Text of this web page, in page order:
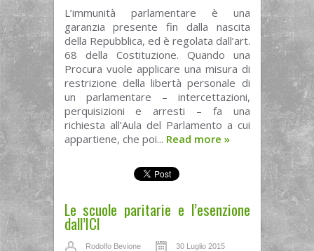
L’immunità parlamentare è una
garanzia presente fin dalla nascita
della Repubblica, ed è regolata dall’art.
68 della Costituzione. Quando una
Procura vuole applicare una misura di
restrizione della libertà personale di
un parlamentare – intercettazioni,
perquisizioni e arresti – fa una
richiesta all’Aula del Parlamento a cui
appartiene, che poi... Read more »
Le scuole paritarie e l’esenzione
dall’ICI
Rodolfo Bevione 30 Luglio 2015